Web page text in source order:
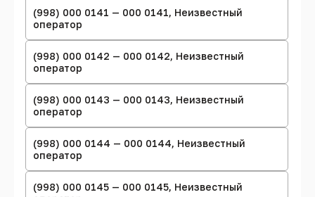
(998) 000 0141 — 000 0141, Неизвестный
оператор
(998) 000 0142 — 000 0142, Неизвестный
оператор
(998) 000 0143 — 000 0143, Неизвестный
оператор
(998) 000 0144 — 000 0144, Неизвестный
оператор
(998) 000 0145 — 000 0145, Неизвестный